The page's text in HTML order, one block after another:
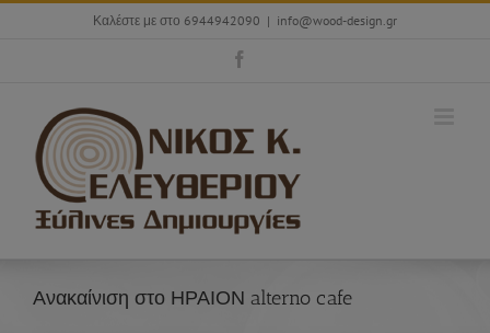
Skip
Καλέστε με στο 6944942090 | info@wood-design.gr
Ανακαίνιση στο ΗΡΑΙΟΝ alterno cafe